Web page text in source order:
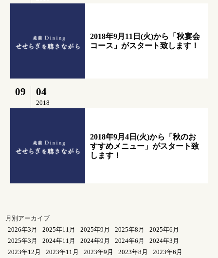
2018年9月11日(火)から「秋宴会
コース」がスタート致します！
09 04
2018
2018年9月4日(火)から「秋のお
すすめメニュー」がスタート致
します！
月別アーカイブ
2026年3月
2025年11月 2025年9月 2025年8月
2025年6月
2025年3月
2024年11月 2024年9月 2024年6月
2024年3月
2023年12月
2023年11月 2023年9月 2023年8月
2023年6月